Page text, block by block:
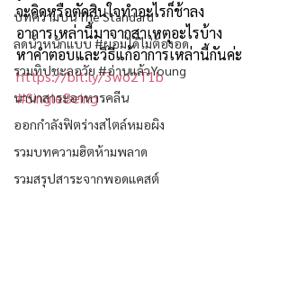
บทความบน The Standard
ลดน้ำหนักแบบ #ผอมได้ไม่ต้องอด
รวมทิปชะลอวัย #อ่านแล้วYoung
นานาสาระอาหารคลีน
ออกกำลังฟิตร่างสไตล์หมอผิง
รวมบทความฮิตห้ามพลาด
รวมสรุปสาระจากพอดแคสต์
จะคิดหรือตัดสินใจทำอะไรก็ช้าลง
อาการเหล่านี้มาจากสาเหตุอะไรบ้าง
หาคำตอบและวิธีแก้อาการเหล่านี้กันค่ะ
https://bit.ly/3wo2T1b
#SingleBeing